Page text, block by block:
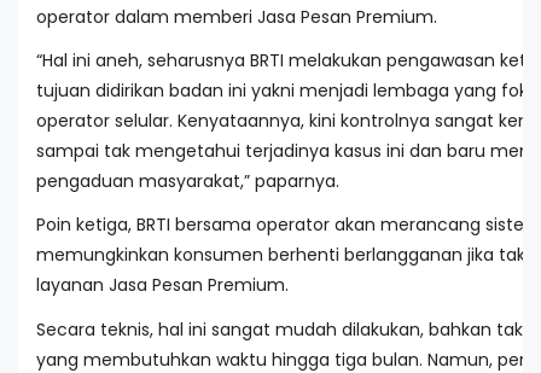
operator dalam memberi Jasa Pesan Premium.
“Hal ini aneh, seharusnya BRTI melakukan pengawasan
tujuan didirikan badan ini yakni menjadi lembaga yang
operator selular. Kenyataannya, kini kontrolnya sangat
sampai tak mengetahui terjadinya kasus ini dan baru
pengaduan masyarakat,” paparnya.
Poin ketiga, BRTI bersama operator akan merancang
memungkinkan konsumen berhenti berlangganan jika tak
layanan Jasa Pesan Premium.
Secara teknis, hal ini sangat mudah dilakukan, bahkan tak
yang membutuhkan waktu hingga tiga bulan. Namun,